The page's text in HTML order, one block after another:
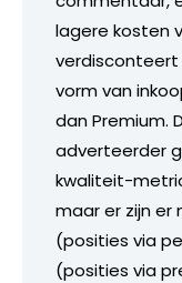
lagere kosten
vorm van
dan Premium.
adverteerder
kwaliteit-
maar er zijn er
(posities via
(posities via